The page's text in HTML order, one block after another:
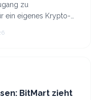
zu
ein eigenes Krypto-
kommt, dass viele
BitMart zieht